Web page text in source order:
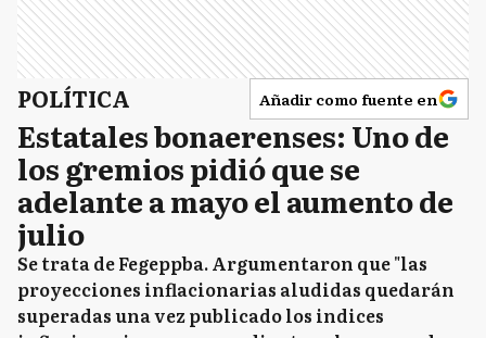
POLÍTICA Añadir como fuente en
Estatales bonaerenses: Uno de
los gremios pidió que se
adelante a mayo el aumento de
julio
Se trata de Fegeppba. Argumentaron que "las
proyecciones inflacionarias aludidas quedarán
superadas una vez publicado los indices